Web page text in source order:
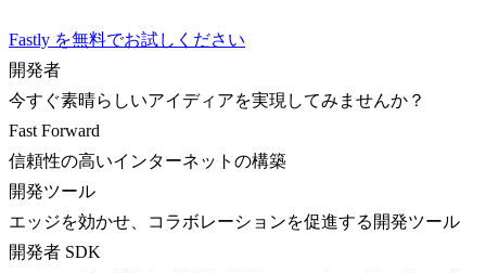
Fastly を無料でお試しください
開発者
今すぐ素晴らしいアイディアを実現してみませんか？
Fast Forward
信頼性の高いインターネットの構築
開発ツール
エッジを効かせ、コラボレーションを促進する開発ツール
開発者 SDK